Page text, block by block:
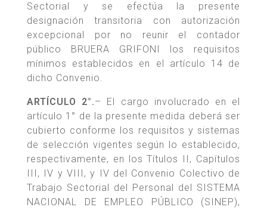
Sectorial y se efectúa la presente
designación transitoria con autorización
excepcional por no reunir el contador
público BRUERA GRIFONI los requisitos
mínimos establecidos en el artículo 14 de
dicho Convenio.
ARTÍCULO 2°.– El cargo involucrado en el
artículo 1° de la presente medida deberá ser
cubierto conforme los requisitos y sistemas
de selección vigentes según lo establecido,
respectivamente, en los Títulos II, Capítulos
III, IV y VIII, y IV del Convenio Colectivo de
Trabajo Sectorial del Personal del SISTEMA
NACIONAL DE EMPLEO PÚBLICO (SINEP),